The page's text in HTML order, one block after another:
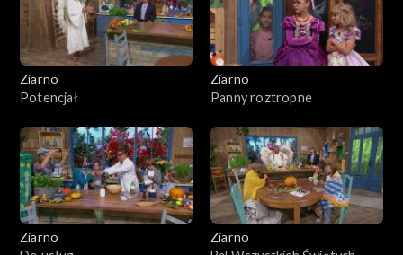
Ziarno
Potencjał
Ziarno
Panny roztropne
Ziarno
Ziarno